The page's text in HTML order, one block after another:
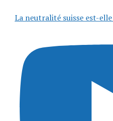
La neutralité suisse est-